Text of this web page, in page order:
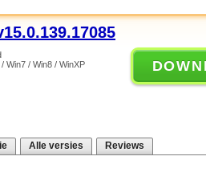
Win7 / Win8 / WinXP
Alle versies Reviews